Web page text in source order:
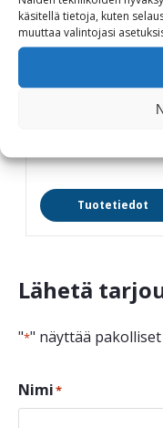
käsitellä tietoja, kuten
muuttaa valintojasi
Pyöräparkki EID
Tuotetiedot
Lähetä
"*" näyttää
Nimi*